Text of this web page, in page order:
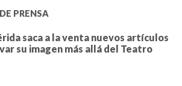
PRENSA
saca a la venta nuevos artículos
su imagen más allá del Teatro